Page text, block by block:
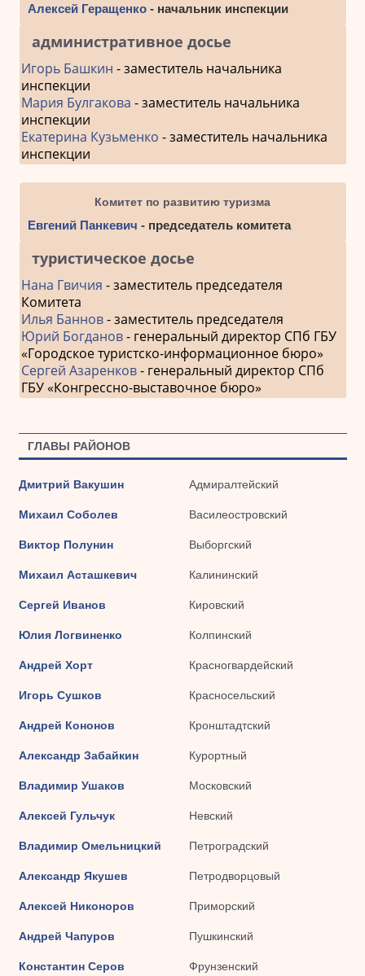
Алексей Геращенко- начальник инспекции
административное досье
Игорь Башкин - заместитель начальника
инспекции
Мария Булгакова - заместитель начальника
инспекции
Екатерина Кузьменко - заместитель начальника
инспекции
Комитет по развитию туризма
Евгений Панкевич - председатель комитета
туристическое досье
Нана Гвичия - заместитель председателя
Комитета
Илья Баннов- заместитель председателя
Юрий Богданов- генеральный директор СПб ГБУ
«Городское туристско-информационное бюро»
Сергей Азаренков- генеральный директор СПб
ГБУ «Конгрессно-выставочное бюро»
ГЛАВЫ РАЙОНОВ
Дмитрий Вакушин Адмиралтейский
Михаил Соболев Василеостровский
Виктор Полунин Выборгский
Михаил Асташкевич Калининский
Сергей Иванов Кировский
Юлия Логвиненко Колпинский
Андрей Хорт Красногвардейский
Игорь Сушков Красносельский
Андрей Кононов Кронштадтский
Александр Забайкин Курортный
Владимир Ушаков Московский
Алексей Гульчук Невский
Владимир Омельницкий Петроградский
Александр Якушев Петродворцовый
Алексей Никоноров Приморский
Андрей Чапуров Пушкинский
Константин Серов Фрунзенский